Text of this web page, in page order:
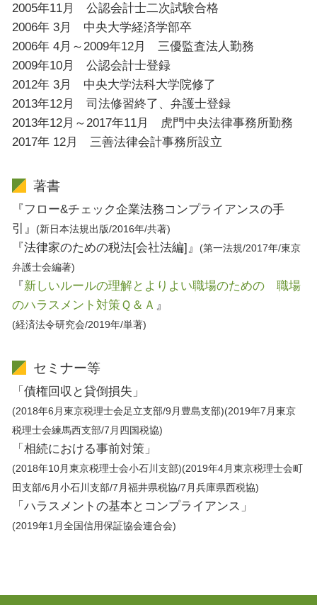
2005年11月 公認会計士二次試験合格
2006年 3月 中央大学経済学部卒
2006年 4月～2009年12月 三優監査法人勤務
2009年10月 公認会計士登録
2012年 3月 中央大学法科大学院修了
2013年12月 司法修習終了、弁護士登録
2013年12月～2017年11月 虎門中央法律事務所勤務
2017年 12月 三善法律会計事務所設立
著書
『フロー&チェック企業法務コンプライアンスの手
引』
(新日本法規出版/2016年/共著)
『法律家のための税法[会社法編]』
(第一法規/2017年/東京
弁護士会編著)
『新しいルールの理解とよりよい職場のための 職場
のハラスメント対策Ｑ＆Ａ 』
(経済法令研究会/2019年/単著)
セミナー等
「債権回収と貸倒損失」
(2018年6月東京税理士会足立支部/9月豊島支部)(2019年7月東京
税理士会練馬西支部/7月四国税協)
「相続における事前対策」
(2018年10月東京税理士会小石川支部)(2019年4月東京税理士会町
田支部/6月小石川支部/7月福井県税協/7月兵庫県西税協)
「ハラスメントの基本とコンプライアンス」
(2019年1月全国信用保証協会連合会)